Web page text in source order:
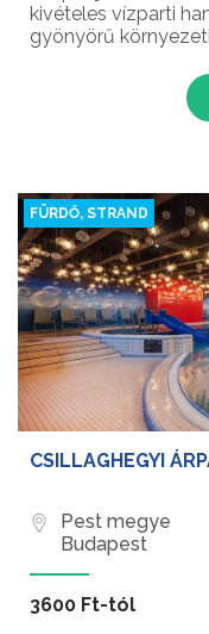
kivételes vízparti
gyönyörű
szaunával egész
FÜRDŐ, STRAND
CSILLAGHEGYI
Pest megye
Budapest
3600 Ft-tól